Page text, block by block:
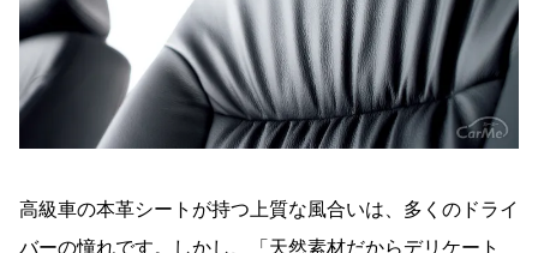
高級車の本革シートが持つ上質な風合いは、多くのドライ
バーの憧れです。しかし、「天然素材だからデリケート